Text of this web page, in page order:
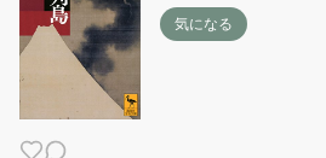
気になる